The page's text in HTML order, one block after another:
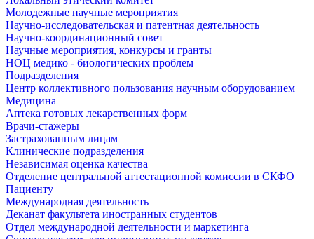
Молодежные научные мероприятия
Научно-исследовательская и патентная деятельность
Научно-координационный совет
Научные мероприятия, конкурсы и гранты
НОЦ медико - биологических проблем
Подразделения
Центр коллективного пользования научным оборудованием
Медицина
Аптека готовых лекарственных форм
Врачи-стажеры
Застрахованным лицам
Клинические подразделения
Независимая оценка качества
Отделение центральной аттестационной комиссии в СКФО
Пациенту
Международная деятельность
Деканат факультета иностранных студентов
Отдел международной деятельности и маркетинга